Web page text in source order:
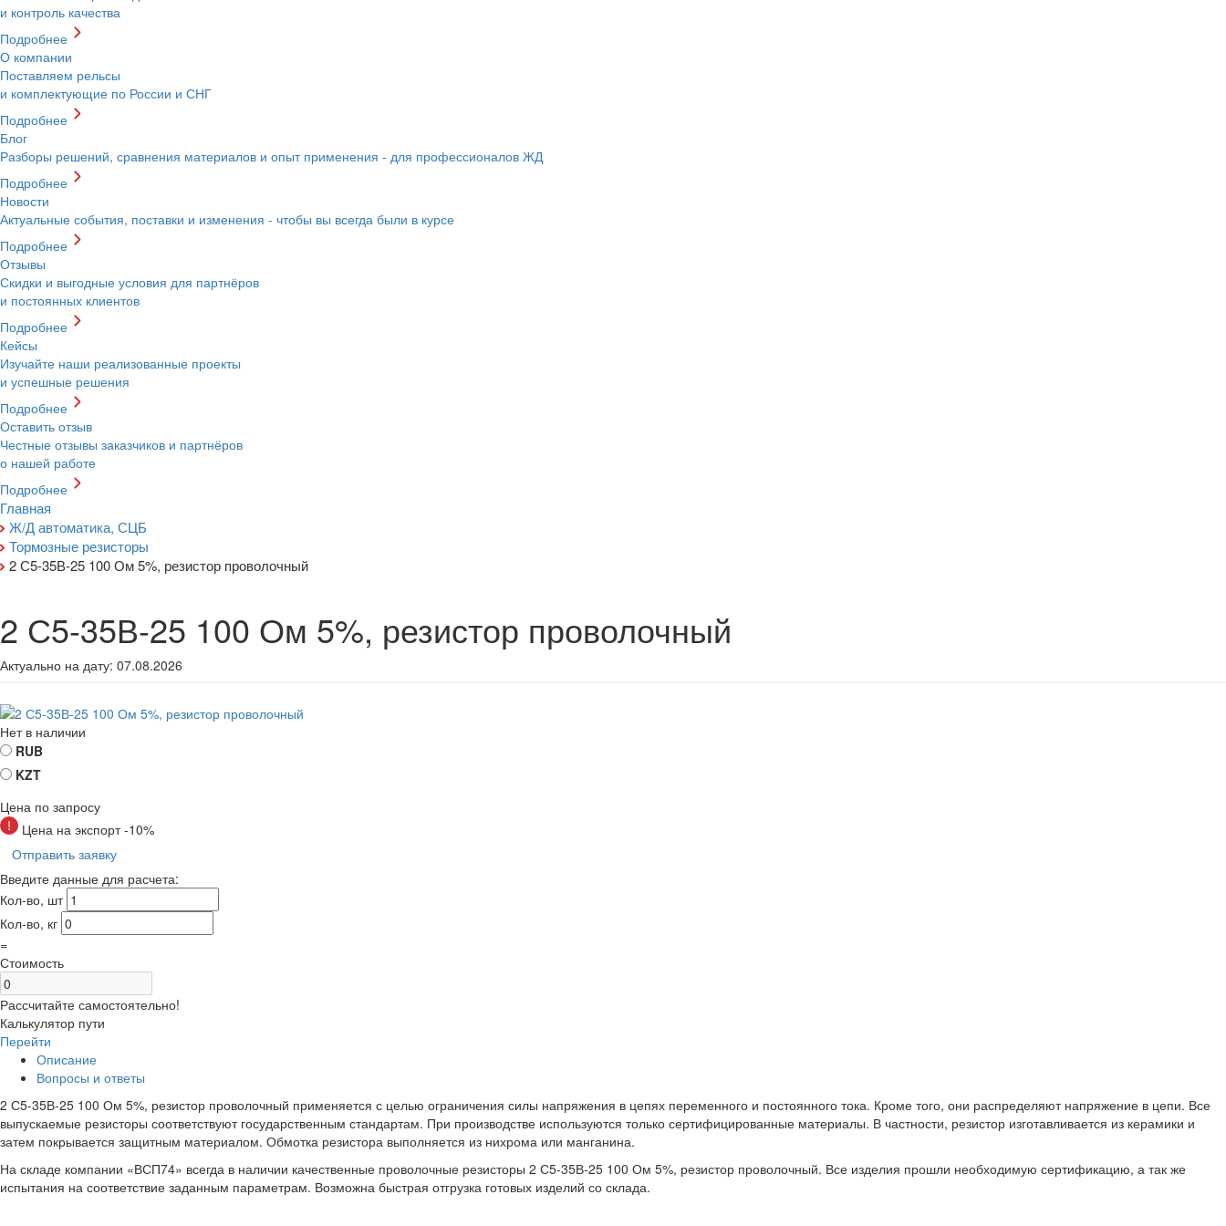
и контроль качества
Подробнее
О компании
Поставляем рельсы
и комплектующие по России и СНГ
Подробнее
Блог
Разборы решений, сравнения материалов и опыт применения - для профессионалов ЖД
Подробнее
Новости
Актуальные события, поставки и изменения - чтобы вы всегда были в курсе
Подробнее
Отзывы
Скидки и выгодные условия для партнёров
и постоянных клиентов
Подробнее
Кейсы
Изучайте наши реализованные проекты
и успешные решения
Подробнее
Оставить отзыв
Честные отзывы заказчиков и партнёров
о нашей работе
Подробнее
Главная
Ж/Д автоматика, СЦБ
Тормозные резисторы
2 С5-35В-25 100 Ом 5%, резистор проволочный
2 С5-35В-25 100 Ом 5%, резистор проволочный
Актуально на дату: 07.08.2026
Нет в наличии
RUB
KZT
Цена по запросу
Цена на экспорт -10%
Отправить заявку
Введите данные для расчета:
Кол-во, шт
Кол-во, кг
=
Стоимость
Рассчитайте самостоятельно!
Калькулятор пути
Перейти
Описание
Вопросы и ответы
2 С5-35В-25 100 Ом 5%, резистор проволочный применяется с целью ограничения силы напряжения в цепях переменного и постоянного тока. Кроме того, они распределяют напряжение в цепи. Все
выпускаемые резисторы соответствуют государственным стандартам. При производстве используются только сертифицированные материалы. В частности, резистор изготавливается из керамики и
затем покрывается защитным материалом. Обмотка резистора выполняется из нихрома или манганина.
На складе компании «ВСП74» всегда в наличии качественные проволочные резисторы 2 С5-35В-25 100 Ом 5%, резистор проволочный. Все изделия прошли необходимую сертификацию, а так же
испытания на соответствие заданным параметрам. Возможна быстрая отгрузка готовых изделий со склада.